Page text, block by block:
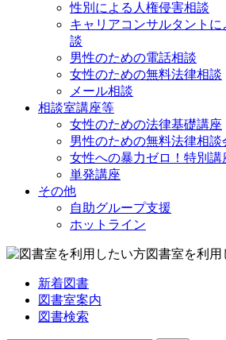
性別による人権侵害相談
キャリアコンサルタント
談
男性のための電話相談
女性のための無料法律相談
メール相談
相談室講座等
女性のための法律基礎講座
男性のための無料法律相談
女性への暴力ゼロ！特別講
単発講座
その他
自助グループ支援
ホットライン
図書室を利用
新着図書
図書室案内
図書検索